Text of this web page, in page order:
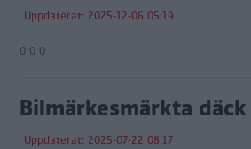
Uppdaterat: 2025-12-06 05:19
0 0 0
Bilmärkesmärkta däck
Uppdaterat: 2025-07-22 08:17